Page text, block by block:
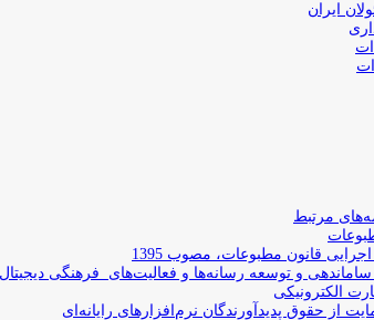
ایران
مرتبط
اجرایی قانون مطبوعات، مصوب 1395
سامان­دهی و توسعه رسانه­‌ها و فعالیت‌­های فرهنگی دیجیتال
الکترونیکی
از حقوق پدیدآورندگان نرم‌افزارهای رایانه‌ای